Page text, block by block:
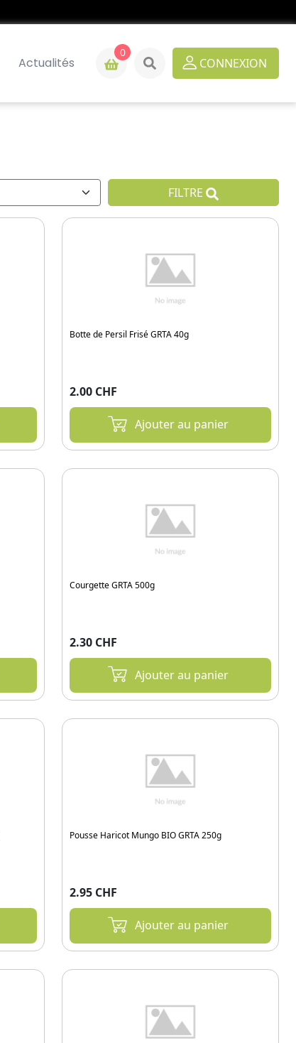
Actualités
0
CONNEXION
FILTRE
Botte de Persil Frisé GRTA 40g
2.00 CHF
Ajouter au panier
Courgette GRTA 500g
2.30 CHF
Ajouter au panier
Pousse Haricot Mungo BIO GRTA 250g
2.95 CHF
Ajouter au panier